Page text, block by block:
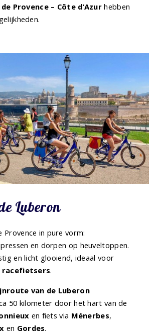
Provence – Côte d’Azur hebben
Luberon
Provence in pure vorm:
en dorpen op heuveltoppen.
en licht glooiend, ideaal voor
racefietsers.
van de Luberon
50 kilometer door het hart van de
en fiets via Ménerbes,
en Gordes.